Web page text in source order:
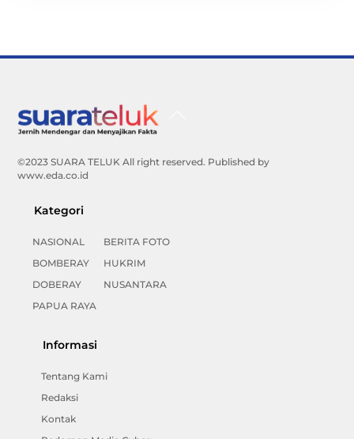
©2023 SUARA TELUK All right reserved. Published by
www.eda.co.id
Kategori
NASIONAL
BOMBERAY
DOBERAY
PAPUA RAYA
BERITA FOTO
HUKRIM
NUSANTARA
Informasi
Tentang Kami
Redaksi
Kontak